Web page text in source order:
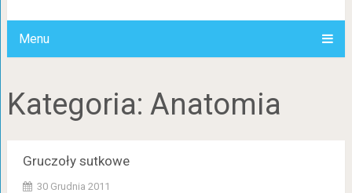
Menu
Kategoria: Anatomia
Gruczoły sutkowe
30 Grudnia 2011